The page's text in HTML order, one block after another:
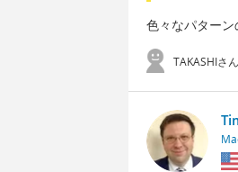
色々なパター
TAKASHIさん